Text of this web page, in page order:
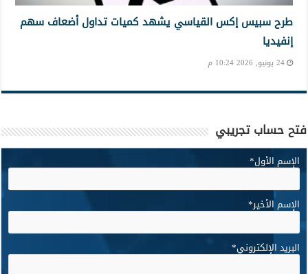
طرح سبيس إكس القياسي يشهد كميات تداول أضعاف سهم
إنفيديا
24 يونيو, 2026 10:24 م
فتح حساب تجريبي
الإسم الأول*
الإسم الأخير*
البريد الإلكتروني*